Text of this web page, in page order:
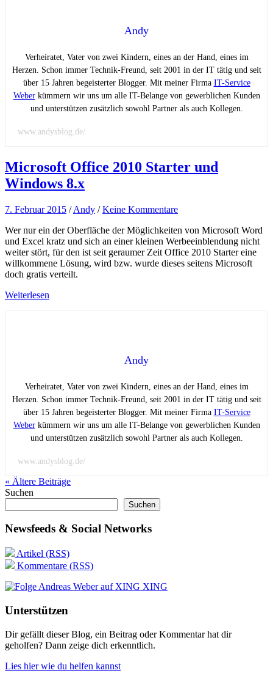
Andy
Verheiratet, Vater von zwei Kindern, eines an der Hand, eines im
Herzen. Schon immer Technik-Freund, seit 2001 in der IT tätig und seit
über 15 Jahren begeisterter Blogger. Mit meiner Firma IT-Service
Weberkümmern wir uns um alle IT-Belange von gewerblichen Kunden
und unterstützen zusätzlich sowohl Partner als auch Kollegen.
www.andysblog.de/
Microsoft Office 2010 Starter und
Windows 8.x
7. Februar 2015 /Andy /Keine Kommentare
Wer nur ein der Oberfläche der Möglichkeiten von Microsoft Word
und Excel kratz und sich an einer kleinen Werbeeinblendung nicht
weiter stört, für den ist seit geraumer Zeit Office 2010 Starter eine
willkommene Lösung, wird bzw. wurde dieses seitens Microsoft
doch gratis verteilt.
Weiterlesen
Andy
Verheiratet, Vater von zwei Kindern, eines an der Hand, eines im
Herzen. Schon immer Technik-Freund, seit 2001 in der IT tätig und seit
über 15 Jahren begeisterter Blogger. Mit meiner Firma IT-Service
Weberkümmern wir uns um alle IT-Belange von gewerblichen Kunden
und unterstützen zusätzlich sowohl Partner als auch Kollegen.
www.andysblog.de/
« Ältere Beiträge
Suchen
Suchen
Newsfeeds & Social Networks
Artikel (RSS)
Kommentare (RSS)
XING
Unterstützen
Dir gefällt dieser Blog, ein Beitrag oder Kommentar hat dir
geholfen? Dann zeige dich erkenntlich.
Lies hier wie du helfen kannst